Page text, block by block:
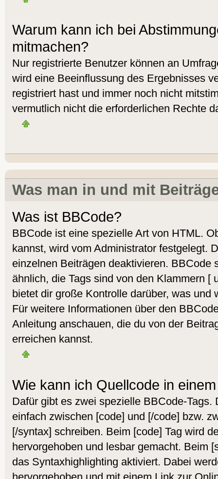
Warum kann ich bei
mitmachen?
Nur registrierte Benutzer können an
wird eine Beeinflussung des Ergebnisses
registriert hast und immer noch nicht
vermutlich nicht die erforderlichen Rechte
Was man in und mit
Was ist BBCode?
BBCode ist eine spezielle Art von HTML.
kannst, wird vom Administrator festgelegt.
einzelnen Beiträgen deaktivieren. BBCode
ähnlich, die Tags sind von den Klammern [
bietet dir große Kontrolle darüber, was und
Für weitere Informationen über den
Anleitung anschauen, die du von der
erreichen kannst.
Wie kann ich Quellcode in
Dafür gibt es zwei spezielle BBCode-Tags.
einfach zwischen [code] und [/code] bzw.
[/syntax] schreiben. Beim [code] Tag wird
hervorgehoben und lesbar gemacht. Beim
das Syntaxhighlighting aktiviert. Dabei